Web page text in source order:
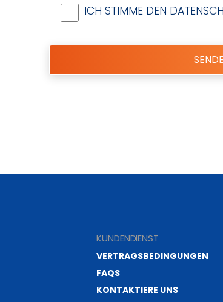
ICH STIMME DEN
KUNDENDIENST
VERTRAGSBEDINGUNGEN
FAQS
KONTAKTIERE UNS